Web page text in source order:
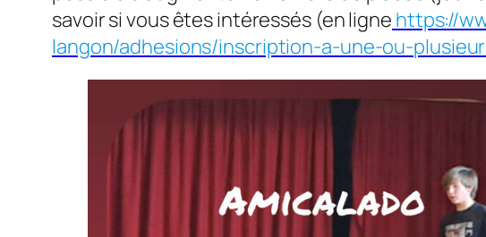
savoir si vous êtes intéressés (en ligne https://
langon/adhesions/inscription-a-une-ou-